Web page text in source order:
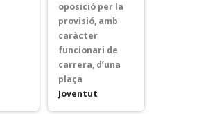
oposició per la
provisió, amb
caràcter
funcionari de
carrera, d’una
plaça
Joventut